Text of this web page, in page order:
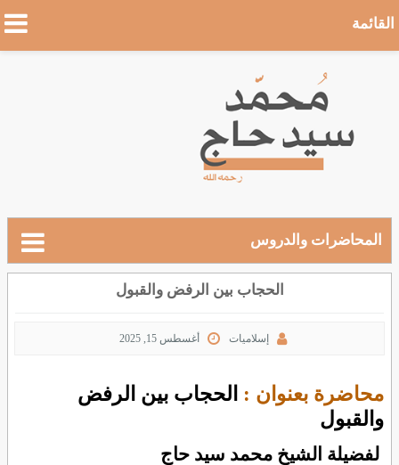
القائمة
المحاضرات والدروس
الحجاب بين الرفض والقبول
إسلاميات أغسطس 15, 2025
محاضرة بعنوان : الحجاب بين الرفض
والقبول
لفضيلة الشيخ محمد سيد حاج